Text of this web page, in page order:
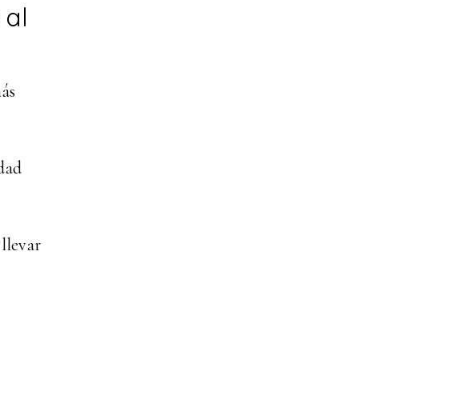
llevar